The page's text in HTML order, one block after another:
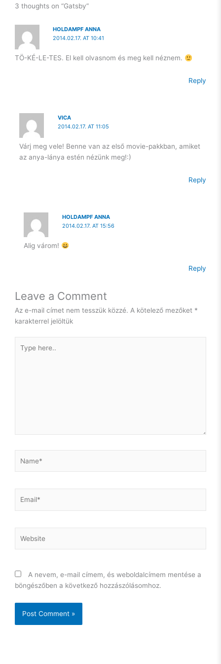
önmagamba vetett hit az alapja kell, hogy legyen egy
És, hogy milyen lepke lesz a hernyóból? Majd meglátjuk.
fogok rajta lepődni, hogy a következő 10 évben mire leszek
3 thoughts on “Gatsby”
HOLDAMPF ANNA
2014.02.17. AT 10:41
TÖ-KÉ-LE-TES. El kell olvasnom és meg kell néznem.
Reply
VICA
2014.02.17. AT 11:05
Várj meg vele! Benne van az első movie-pakkban, amiket
az anya-lánya estén nézünk meg!:)
Reply
HOLDAMPF ANNA
2014.02.17. AT 15:56
Alig várom!
Reply
Leave a Comment
Az e-mail címet nem tesszük közzé. A kötelező mezőket *
karakterrel jelöltük
here..
A nevem, e-mail címem, és weboldalcímem mentése a
böngészőben a következő hozzászólásomhoz.